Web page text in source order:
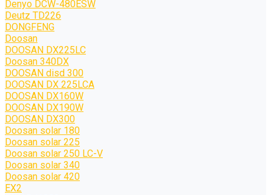
Denyo DCW-480ESW
Deutz TD226
DONGFENG
Doosan
DOOSAN DX225LC
Doosan 340DX
DOOSAN disd 300
DOOSAN DX 225LCA
DOOSAN DX160W
DOOSAN DX190W
DOOSAN DX300
Doosan solar 180
Doosan solar 225
Doosan solar 250 LC-V
Doosan solar 340
Doosan solar 420
EX2